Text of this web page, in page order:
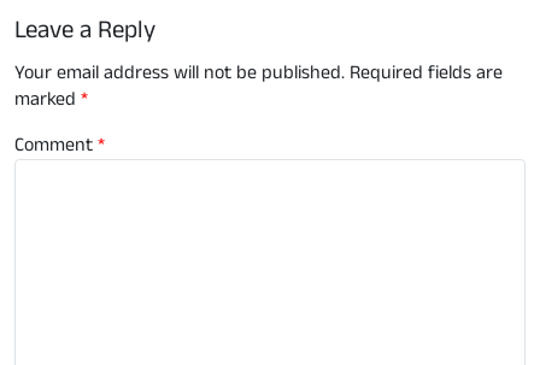
Leave a Reply
Your email address will not be published. Required fields are
marked *
Comment*